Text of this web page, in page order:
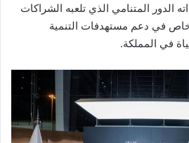
الدور المتنامي الذي تلعبه الشراكات
في دعم مستهدفات التنمية
في المملكة.